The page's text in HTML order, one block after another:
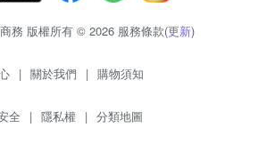
務 版權所有 © 2026 服務條款(更新)
| 關於我們 | 購物須知
全 | 隱私權 | 分類地圖